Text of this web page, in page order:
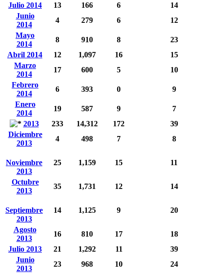
Julio 2014
13 166 6
14
Junio
2014
4 279 6
12
Mayo
2014
8 910 8
23
Abril 2014
12 1,097 16
15
Marzo
2014
17 600 5
10
Febrero
2014
6 393 0
9
Enero
2014
19 587 9
7
2013
233 14,312 172
39
Diciembre
2013
4 498 7 8
Noviembre
2013
25 1,159 15 11
Octubre
2013
35 1,731 12 14
Septiembre
2013
14 1,125 9 20
Agosto
2013
16 810 17
18
Julio 2013
21 1,292 11
39
Junio
2013
23 968 10
24